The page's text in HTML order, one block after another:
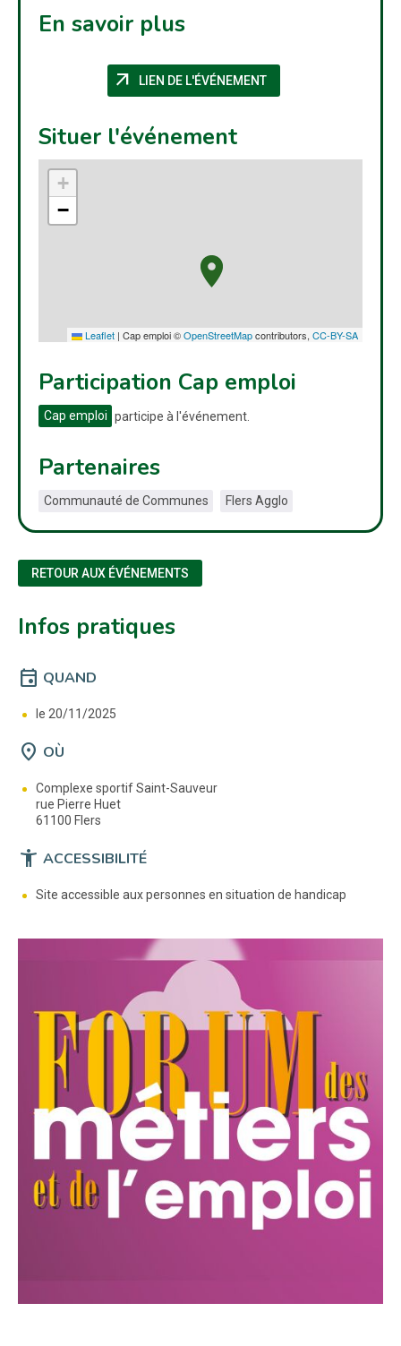
En savoir plus
arrow_outward LIEN DE L'ÉVÉNEMENT(NOUVELLE FENÊTRE)
Situer l'événement
+
−
Leaflet | Cap emploi ©OpenStreetMapcontributors, CC-BY-SA
Participation Cap emploi
Cap emploi participe à l'événement.
Partenaires
Communauté de Communes Flers Agglo
RETOUR AUX ÉVÉNEMENTS
Infos pratiques
event QUAND
le 20/11/2025
location_on OÙ
Complexe sportif Saint-Sauveur
rue Pierre Huet
61100 Flers
accessibility_new ACCESSIBILITÉ
Site accessible aux personnes en situation de handicap